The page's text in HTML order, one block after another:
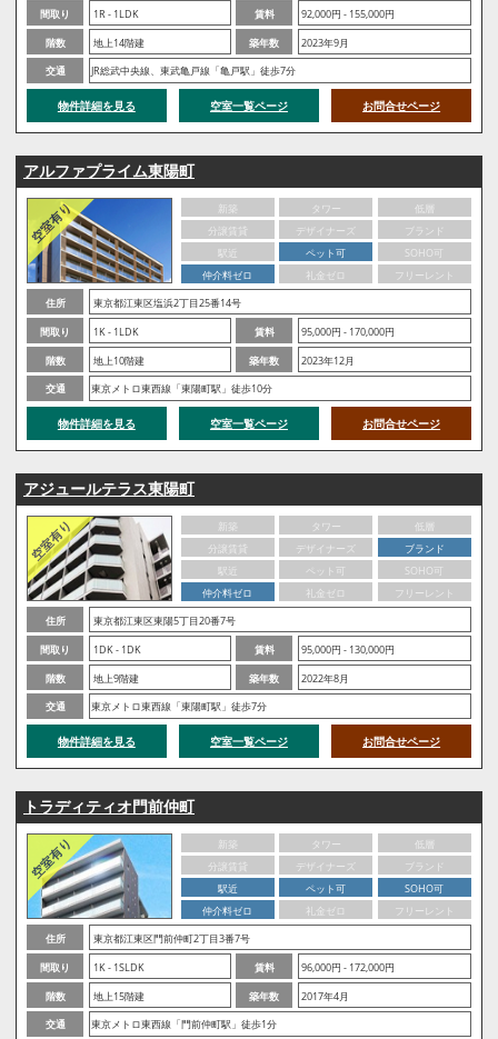
間取り
1R - 1LDK 賃料
92,000円 - 155,000円
階数
地上14階建 築年数
2023年9月
交通
JR総武中央線、東武亀戸線「亀戸駅」徒歩7分
物件詳細を見る 空室一覧ページ お問合せページ
アルファプライム東陽町
新築 タワー
低層
分譲賃貸
デザイナーズ
ブランド
駅近
ペット可
SOHO可
仲介料ゼロ
礼金ゼロ
フリーレント
住所
東京都江東区塩浜2丁目25番14号
間取り
1K - 1LDK 賃料
95,000円 - 170,000円
階数
地上10階建 築年数
2023年12月
交通
東京メトロ東西線「東陽町駅」徒歩10分
物件詳細を見る 空室一覧ページ お問合せページ
アジュールテラス東陽町
新築 タワー
低層
分譲賃貸
デザイナーズ
ブランド
駅近
ペット可
SOHO可
仲介料ゼロ
礼金ゼロ
フリーレント
住所
東京都江東区東陽5丁目20番7号
間取り
1DK - 1DK 賃料
95,000円 - 130,000円
階数
地上9階建 築年数
2022年8月
交通
東京メトロ東西線「東陽町駅」徒歩7分
物件詳細を見る 空室一覧ページ お問合せページ
トラディティオ門前仲町
新築 タワー
低層
分譲賃貸
デザイナーズ
ブランド
駅近
ペット可
SOHO可
仲介料ゼロ
礼金ゼロ
フリーレント
住所
東京都江東区門前仲町2丁目3番7号
間取り
1K - 1SLDK 賃料
96,000円 - 172,000円
階数
地上15階建 築年数
2017年4月
交通
東京メトロ東西線「門前仲町駅」徒歩1分